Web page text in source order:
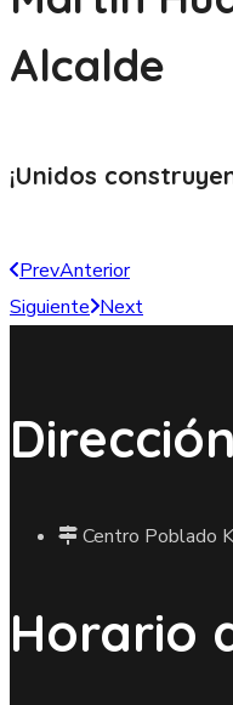
Alcalde
¡Unidos
PrevAnterior
Siguiente Next
Centro Poblado
Horario